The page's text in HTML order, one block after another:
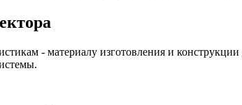
- материалу изготовления и